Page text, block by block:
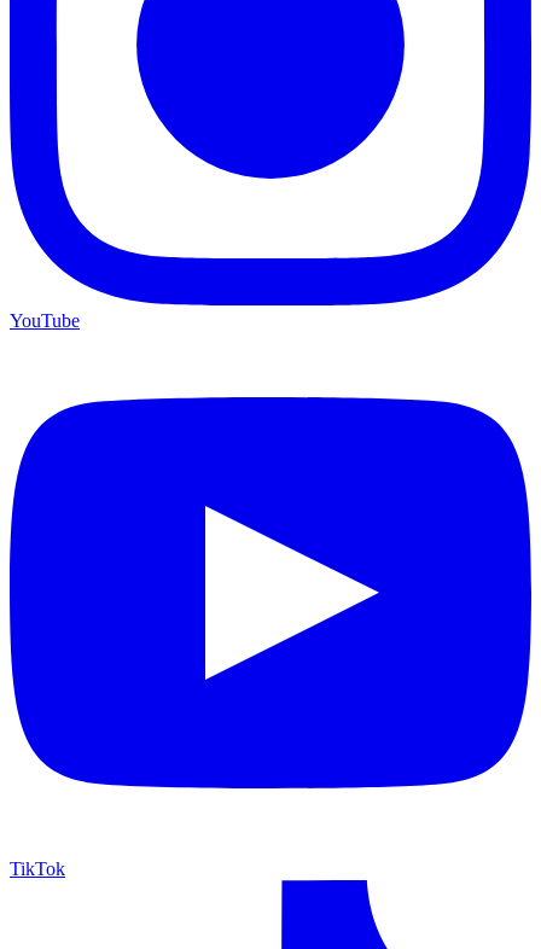
YouTube
TikTok